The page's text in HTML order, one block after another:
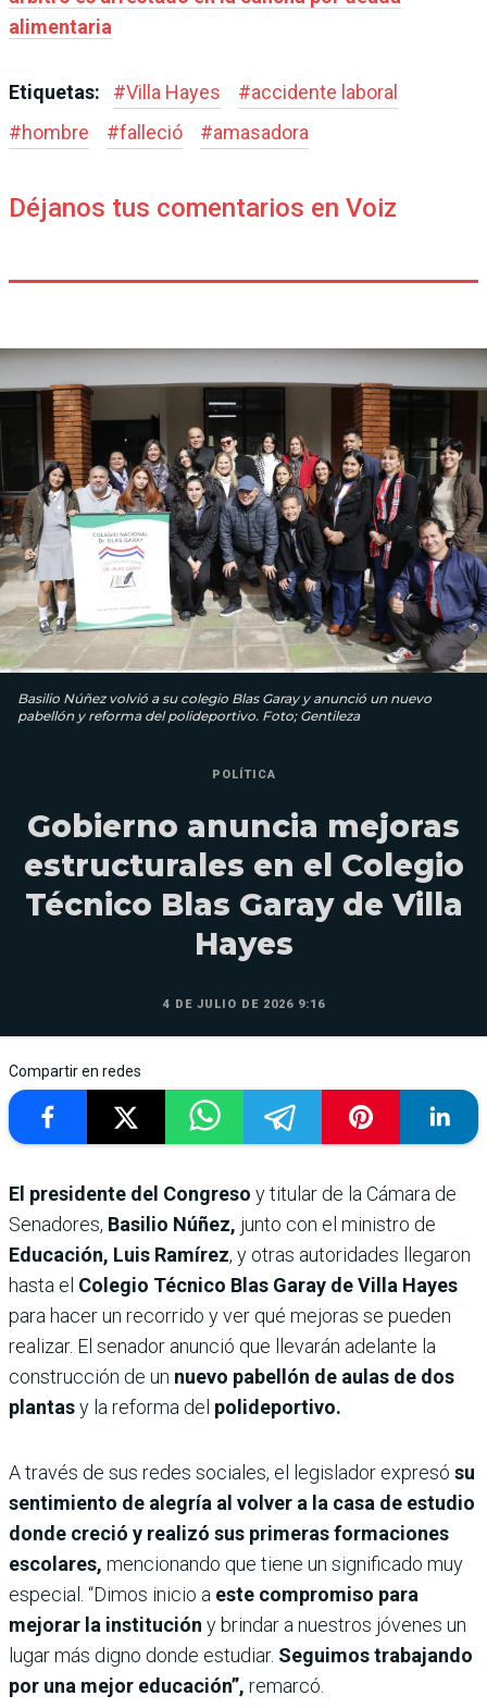
alimentaria
Etiquetas: #Villa Hayes #accidente laboral
#hombre #falleció #amasadora
Déjanos tus comentarios en Voiz
Basilio Núñez volvió a su colegio Blas Garay y anunció un nuevo
pabellón y reforma del polideportivo. Foto; Gentileza
POLÍTICA
Gobierno anuncia mejoras
estructurales en el Colegio
Técnico Blas Garay de Villa
Hayes
4 DE JULIO DE 2026 9:16
Compartir en redes
El presidente del Congreso y titular de la Cámara de
Senadores, Basilio Núñez, junto con el ministro de
Educación, Luis Ramírez, y otras autoridades llegaron
hasta el Colegio Técnico Blas Garay de Villa Hayes
para hacer un recorrido y ver qué mejoras se pueden
realizar. El senador anunció que llevarán adelante la
construcción de un nuevo pabellón de aulas de dos
plantasy la reforma del polideportivo.
A través de sus redes sociales, el legislador expresó su
sentimiento de alegría al volver a la casa de estudio
donde creció y realizó sus primeras formaciones
escolares, mencionando que tiene un significado muy
especial. “Dimos inicio a este compromiso para
mejorar la institución y brindar a nuestros jóvenes un
lugar más digno donde estudiar. Seguimos trabajando
por una mejor educación”, remarcó.